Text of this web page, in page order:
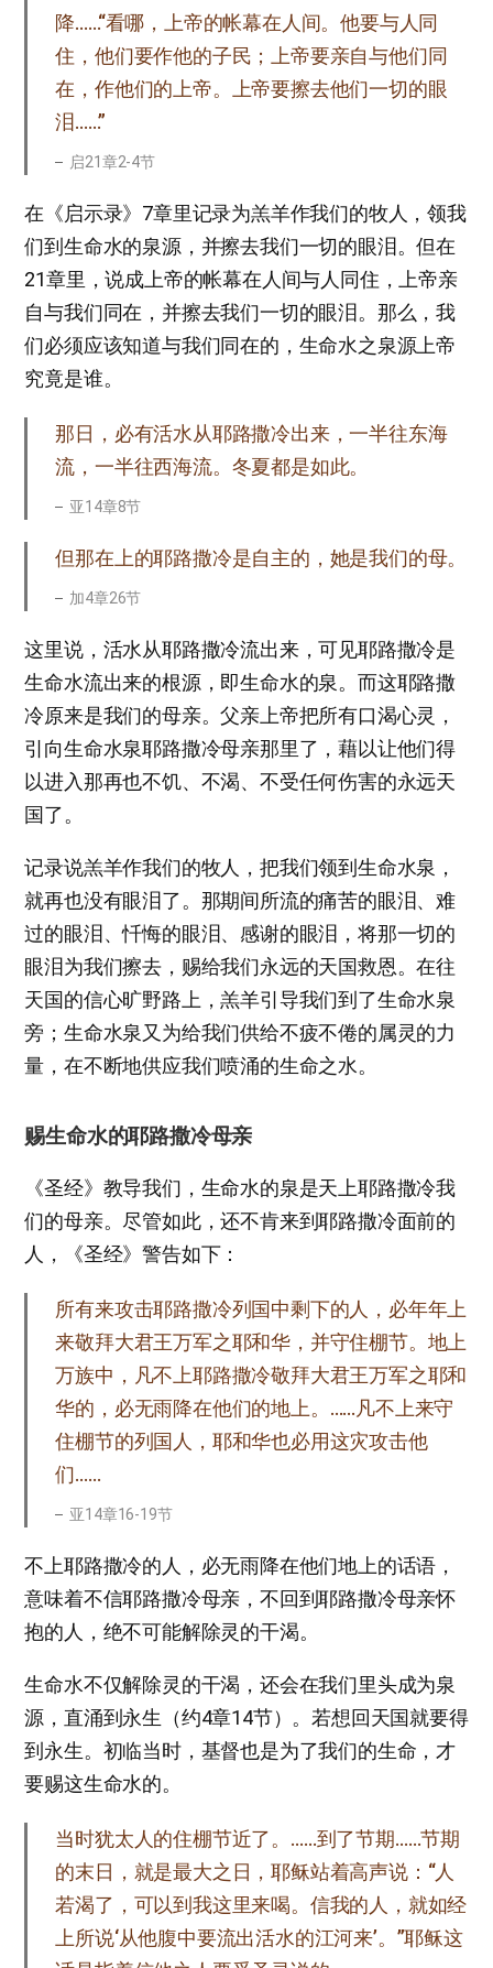
降……“看哪，上帝的帐幕在人间。他要与人同
住，他们要作他的子民；上帝要亲自与他们同
在，作他们的上帝。上帝要擦去他们一切的眼
泪……”
启21章2-4节
在《启示录》7章里记录为羔羊作我们的牧人，领我
们到生命水的泉源，并擦去我们一切的眼泪。但在
21章里，说成上帝的帐幕在人间与人同住，上帝亲
自与我们同在，并擦去我们一切的眼泪。那么，我
们必须应该知道与我们同在的，生命水之泉源上帝
究竟是谁。
那日，必有活水从耶路撒冷出来，一半往东海
流，一半往西海流。冬夏都是如此。
亚14章8节
但那在上的耶路撒冷是自主的，她是我们的母。
加4章26节
这里说，活水从耶路撒冷流出来，可见耶路撒冷是
生命水流出来的根源，即生命水的泉。而这耶路撒
冷原来是我们的母亲。父亲上帝把所有口渴心灵，
引向生命水泉耶路撒冷母亲那里了，藉以让他们得
以进入那再也不饥、不渴、不受任何伤害的永远天
国了。
记录说羔羊作我们的牧人，把我们领到生命水泉，
就再也没有眼泪了。那期间所流的痛苦的眼泪、难
过的眼泪、忏悔的眼泪、感谢的眼泪，将那一切的
眼泪为我们擦去，赐给我们永远的天国救恩。在往
天国的信心旷野路上，羔羊引导我们到了生命水泉
旁；生命水泉又为给我们供给不疲不倦的属灵的力
量，在不断地供应我们喷涌的生命之水。
赐生命水的耶路撒冷母亲
《圣经》教导我们，生命水的泉是天上耶路撒冷我
们的母亲。尽管如此，还不肯来到耶路撒冷面前的
人，《圣经》警告如下：
所有来攻击耶路撒冷列国中剩下的人，必年年上
来敬拜大君王万军之耶和华，并守住棚节。地上
万族中，凡不上耶路撒冷敬拜大君王万军之耶和
华的，必无雨降在他们的地上。……凡不上来守
住棚节的列国人，耶和华也必用这灾攻击他
们……
亚14章16-19节
不上耶路撒冷的人，必无雨降在他们地上的话语，
意味着不信耶路撒冷母亲，不回到耶路撒冷母亲怀
抱的人，绝不可能解除灵的干渴。
生命水不仅解除灵的干渴，还会在我们里头成为泉
源，直涌到永生（约4章14节）。若想回天国就要得
到永生。初临当时，基督也是为了我们的生命，才
要赐这生命水的。
当时犹太人的住棚节近了。……到了节期……节期
的末日，就是最大之日，耶稣站着高声说：“人
若渴了，可以到我这里来喝。信我的人，就如经
上所说‘从他腹中要流出活水的江河来’。”耶稣这